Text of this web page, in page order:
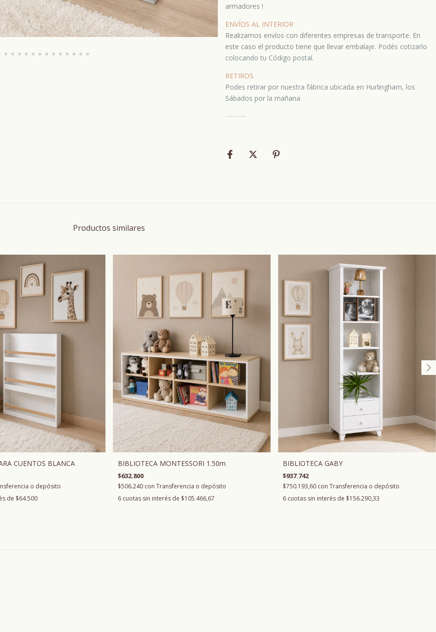
armadores !
ENVÍOS AL INTERIOR
Realizamos envíos con diferentes empresas de transporte. En
este caso el producto tiene que llevar embalaje. Podés cotizarlo
colocando tu Código postal.
RETIROS
Podes retirar por nuestra fábrica ubicada en Hurlingham, los
Sábados por la mañana.
⋯⋯⋯
Productos similares
CUENTOS BLANCA
o depósito
de $64.500
BIBLIOTECA MONTESSORI 1.50m
$632.800
$506.240 con Transferencia o depósito
6 cuotas sin interés de $105.466,67
BIBLIOTECA GABY
$937.742
$750.193,60 con Transferencia o depósito
6 cuotas sin interés de $156.290,33